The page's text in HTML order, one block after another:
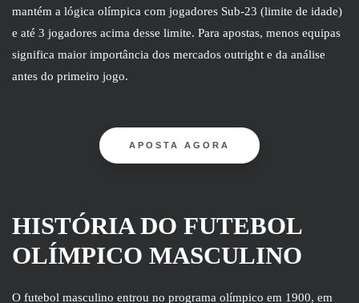
mantém a lógica olímpica com jogadores Sub-23 (limite de idade)
e até 3 jogadores acima desse limite. Para apostas, menos equipas
significa maior importância dos mercados outright e da análise
antes do primeiro jogo.
APOSTA AGORA
HISTÓRIA DO FUTEBOL
OLÍMPICO MASCULINO
O futebol masculino entrou no programa olímpico em 1900, em